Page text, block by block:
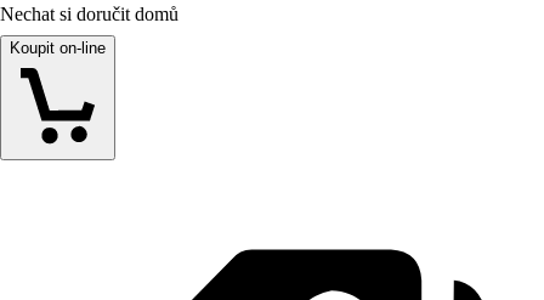
Nechat si doručit domů
Koupit on-line